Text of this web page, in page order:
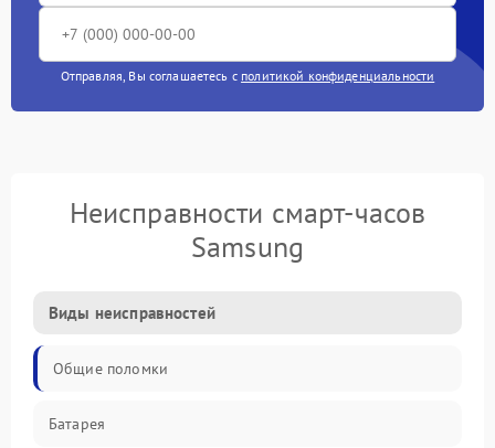
Отправляя, Вы соглашаетесь с политикой конфиденциальности
Неисправности смарт-часов
Samsung
Виды неисправностей
Общие поломки
Батарея